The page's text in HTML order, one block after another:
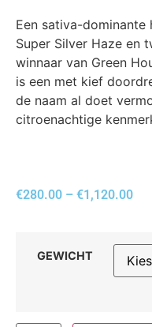
Een sativa-dominante
Super Silver Haze en
winnaar van Green
is een met kief
de naam al doet
citroenachtige
€280.00 – €1,120.00
GEWICHT